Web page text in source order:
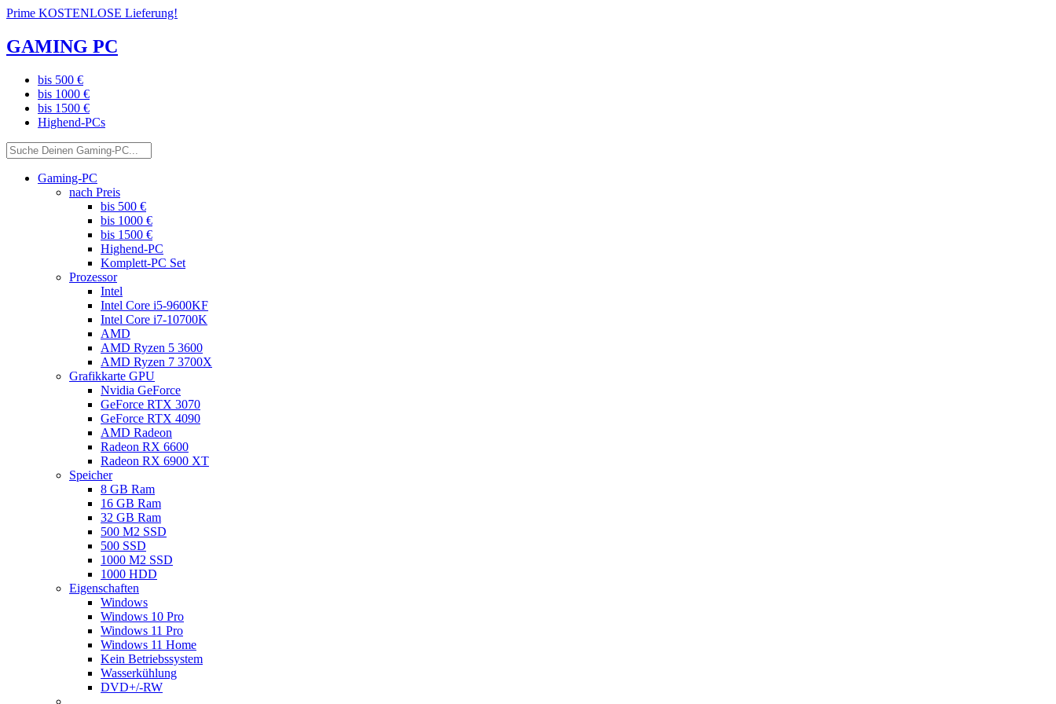
Prime KOSTENLOSE Lieferung!
GAMING PC
bis 500 €
bis 1000 €
bis 1500 €
Highend-PCs
Gaming-PC
nach Preis
bis 500 €
bis 1000 €
bis 1500 €
Highend-PC
Komplett-PC Set
Prozessor
Intel
Intel Core i5-9600KF
Intel Core i7-10700K
AMD
AMD Ryzen 5 3600
AMD Ryzen 7 3700X
Grafikkarte GPU
Nvidia GeForce
GeForce RTX 3070
GeForce RTX 4090
AMD Radeon
Radeon RX 6600
Radeon RX 6900 XT
Speicher
8 GB Ram
16 GB Ram
32 GB Ram
500 M2 SSD
500 SSD
1000 M2 SSD
1000 HDD
Eigenschaften
Windows
Windows 10 Pro
Windows 11 Pro
Windows 11 Home
Kein Betriebssystem
Wasserkühlung
DVD+/-RW